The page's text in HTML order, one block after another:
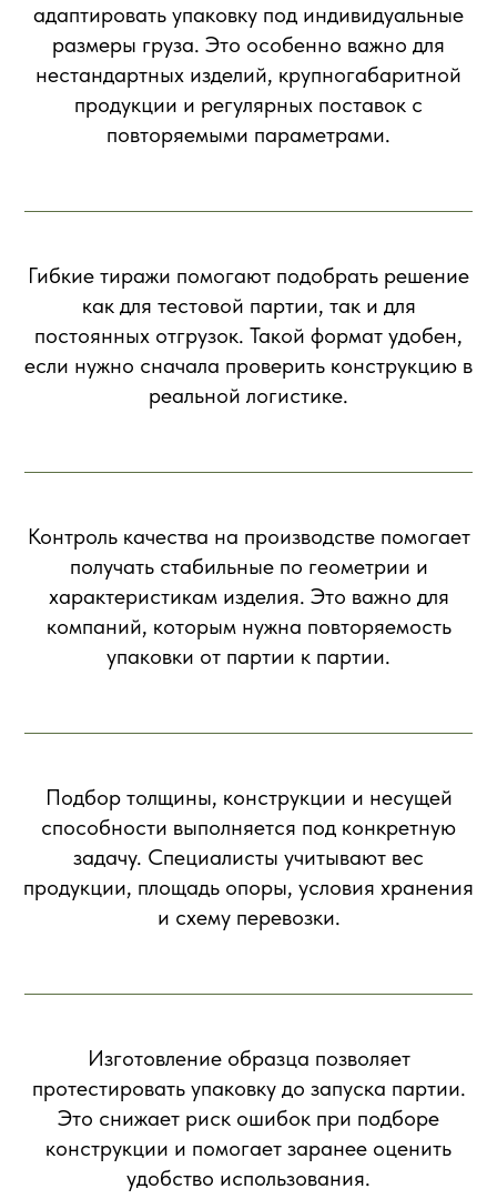
адаптировать упаковку под индивидуальные
размеры груза. Это особенно важно для
нестандартных изделий, крупногабаритной
продукции и регулярных поставок с
повторяемыми параметрами.
Гибкие тиражи помогают подобрать решение
как для тестовой партии, так и для
постоянных отгрузок. Такой формат удобен,
если нужно сначала проверить конструкцию в
реальной логистике.
Контроль качества на производстве помогает
получать стабильные по геометрии и
характеристикам изделия. Это важно для
компаний, которым нужна повторяемость
упаковки от партии к партии.
Подбор толщины, конструкции и несущей
способности выполняется под конкретную
задачу. Специалисты учитывают вес
продукции, площадь опоры, условия хранения
и схему перевозки.
Изготовление образца позволяет
протестировать упаковку до запуска партии.
Это снижает риск ошибок при подборе
конструкции и помогает заранее оценить
удобство использования.